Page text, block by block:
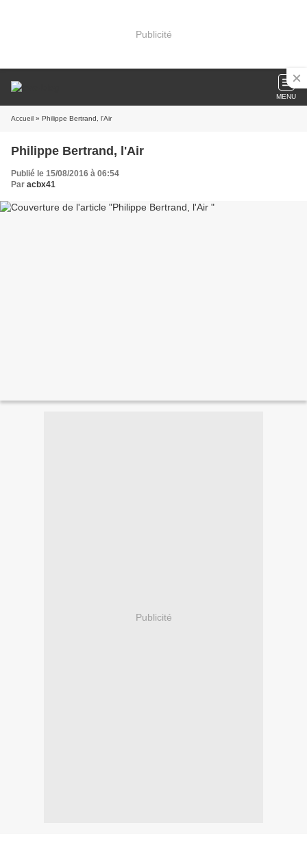
Publicité
MENU
Accueil » Philippe Bertrand, l'Air
Philippe Bertrand, l'Air
Publié le 15/08/2016 à 06:54
Par acbx41
Publicité